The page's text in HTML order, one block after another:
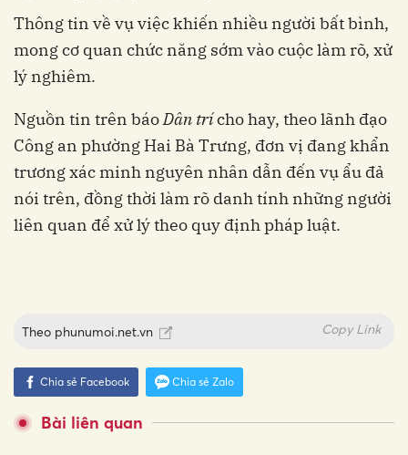
Thông tin về vụ việc khiến nhiều người bất bình,
mong cơ quan chức năng sớm vào cuộc làm rõ, xử
lý nghiêm.
Nguồn tin trên báoDân trícho hay, theo lãnh đạo
Công an phường Hai Bà Trưng, đơn vị đang khẩn
trương xác minh nguyên nhân dẫn đến vụ ẩu đả
nói trên, đồng thời làm rõ danh tính những người
liên quan để xử lý theo quy định pháp luật.
Theo phunumoi.net.vn Copy Link
Chia sẻ Facebook Chia sẻ Zalo
Bài liên quan